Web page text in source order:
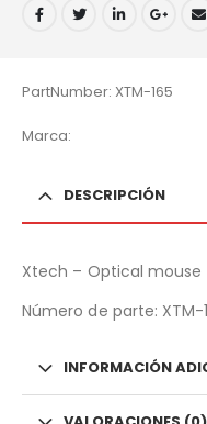
PartNumber: XTM-165
Marca:
DESCRIPCIÓN
Xtech – Optical mouse
Número de parte: XTM-
INFORMACIÓN